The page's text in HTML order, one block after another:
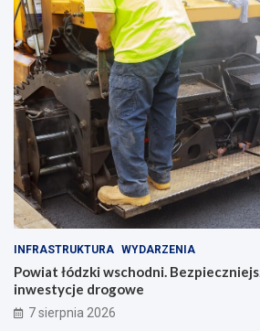
INFRASTRUKTURA WYDARZENIA
Powiat łódzki wschodni.
inwestycje drogowe
7 sierpnia 2026